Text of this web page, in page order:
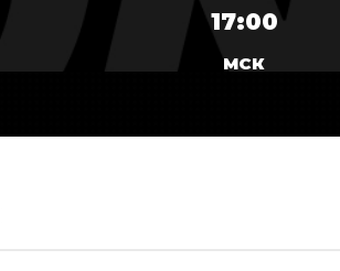
17:00
МСК